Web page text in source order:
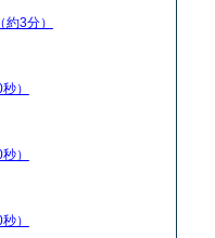
（約3分）
）
）
）